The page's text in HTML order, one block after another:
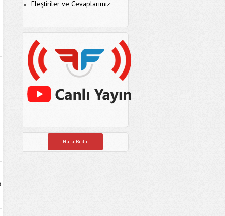
Eleştiriler ve Cevaplarımız
Hata Bildir